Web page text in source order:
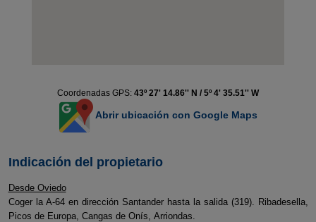
Coordenadas GPS: 43º 27' 14.86'' N / 5º 4' 35.51'' W
Abrir ubicación con Google Maps
Indicación del propietario
Desde Oviedo
Coger la A-64 en dirección Santander hasta la salida (319). Ribadesella,
Picos de Europa, Cangas de Onís, Arriondas.